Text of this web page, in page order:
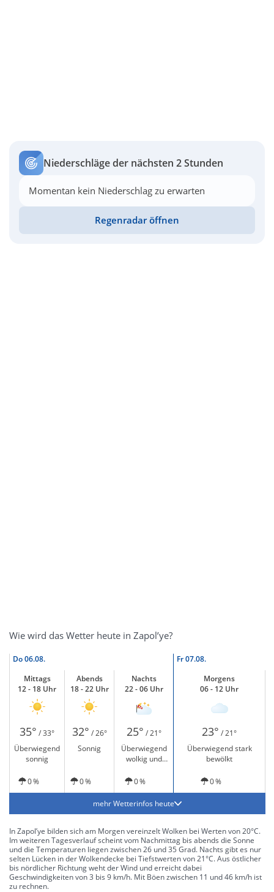
Niederschläge der nächsten 2 Stunden
Momentan kein Niederschlag zu erwarten
Regenradar öffnen
Wie wird das Wetter heute in Zapol’ye?
Do06.08. Fr07.08.
Mittags
12 - 18 Uhr
Abends
18 - 22 Uhr
Nachts
22 - 06 Uhr
Morgens
06 - 12 Uhr
35° / 33° 32° / 26° 25° / 21° 23° / 21°
Überwiegend
sonnig
Sonnig
Überwiegend
wolkig und
Überwiegend stark
bewölkt
0 % 0 % 0 % 0 %
mehr Wetterinfos heute
In Zapol’ye bilden sich am Morgen vereinzelt Wolken bei Werten von 20°C.
Im weiteren Tagesverlauf scheint vom Nachmittag bis abends die Sonne
und die Temperaturen liegen zwischen 26 und 35 Grad. Nachts gibt es nur
selten Lücken in der Wolkendecke bei Tiefstwerten von 21°C. Aus östlicher
bis nördlicher Richtung weht der Wind und erreicht dabei
Geschwindigkeiten von 3 bis 9 km/h. Mit Böen zwischen 11 und 46 km/h ist
zu rechnen.